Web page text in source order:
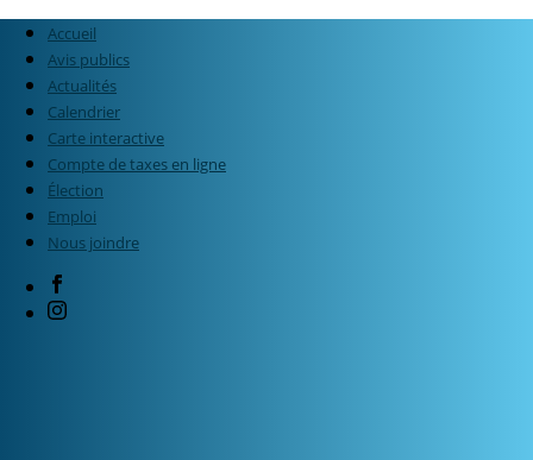
Accueil
Avis publics
Actualités
Calendrier
Carte interactive
Compte de taxes en ligne
Élection
Emploi
Nous joindre